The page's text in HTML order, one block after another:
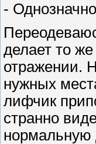
-
делает то
отражении.
нужных
лифчик
странно
нормальную